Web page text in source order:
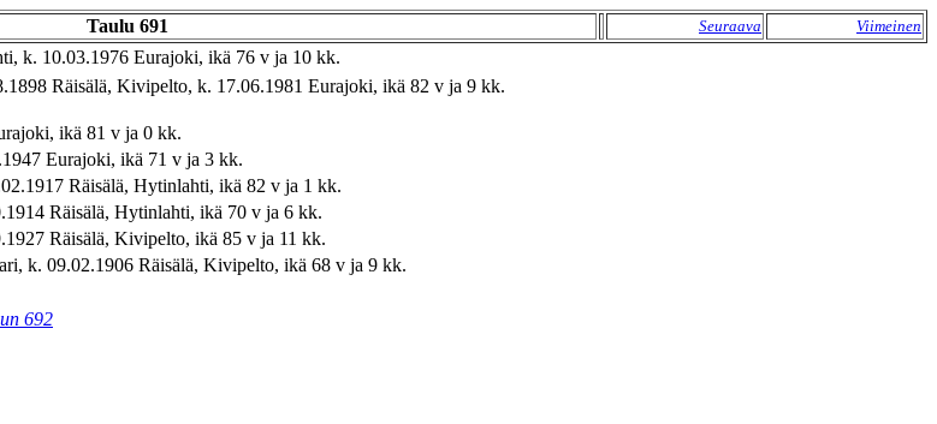
Taulu 691 Seuraava Viimeinen
k. 10.03.1976 Eurajoki, ikä 76 v ja 10 kk.
Räisälä, Kivipelto, k. 17.06.1981 Eurajoki, ikä 82 v ja 9 kk.
ikä 81 v ja 0 kk.
Eurajoki, ikä 71 v ja 3 kk.
Räisälä, Hytinlahti, ikä 82 v ja 1 kk.
Räisälä, Hytinlahti, ikä 70 v ja 6 kk.
Räisälä, Kivipelto, ikä 85 v ja 11 kk.
k. 09.02.1906 Räisälä, Kivipelto, ikä 68 v ja 9 kk.
692